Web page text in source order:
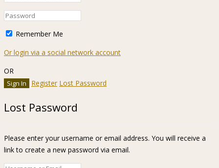
Remember Me
Or login via a social network account
OR
Register Lost Password
Lost Password
Please enter your username or email address. You will receive a
link to create a new password via email.